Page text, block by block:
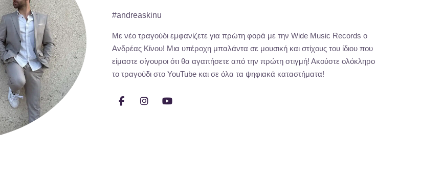
#andreaskinu
Με νέο τραγούδι εμφανίζετε για πρώτη φορά με την Wide Music Records ο
Ανδρέας Κίνου! Μια υπέροχη μπαλάντα σε μουσική και στίχους του ίδιου που
είμαστε σίγουροι ότι θα αγαπήσετε από την πρώτη στιγμή! Ακούστε ολόκληρο
το τραγούδι στο YouTube και σε όλα τα ψηφιακά καταστήματα!